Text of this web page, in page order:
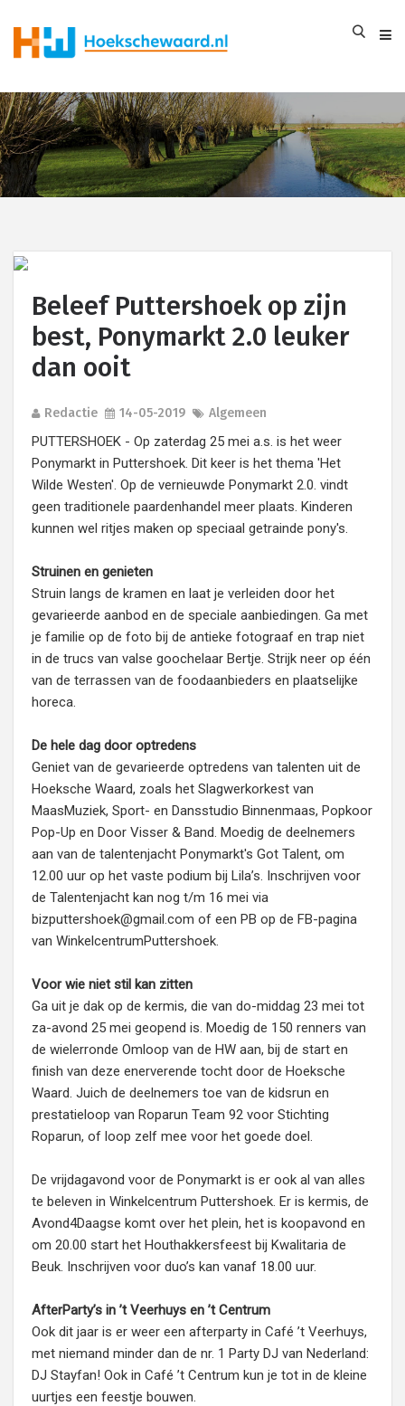
Beleef Puttershoek op zijn
best, Ponymarkt 2.0 leuker
dan ooit
Redactie 14-05-2019 Algemeen
PUTTERSHOEK - Op zaterdag 25 mei a.s. is het weer
Ponymarkt in Puttershoek. Dit keer is het thema 'Het
Wilde Westen'. Op de vernieuwde Ponymarkt 2.0. vindt
geen traditionele paardenhandel meer plaats. Kinderen
kunnen wel ritjes maken op speciaal getrainde pony's.
Struinen en genieten
Struin langs de kramen en laat je verleiden door het
gevarieerde aanbod en de speciale aanbiedingen. Ga met
je familie op de foto bij de antieke fotograaf en trap niet
in de trucs van valse goochelaar Bertje. Strijk neer op één
van de terrassen van de foodaanbieders en plaatselijke
horeca.
De hele dag door optredens
Geniet van de gevarieerde optredens van talenten uit de
Hoeksche Waard, zoals het Slagwerkorkest van
MaasMuziek, Sport- en Dansstudio Binnenmaas, Popkoor
Pop-Up en Door Visser & Band. Moedig de deelnemers
aan van de talentenjacht Ponymarkt's Got Talent, om
12.00 uur op het vaste podium bij Lila’s. Inschrijven voor
de Talentenjacht kan nog t/m 16 mei via
bizputtershoek@gmail.com of een PB op de FB-pagina
van WinkelcentrumPuttershoek.
Voor wie niet stil kan zitten
Ga uit je dak op de kermis, die van do-middag 23 mei tot
za-avond 25 mei geopend is. Moedig de 150 renners van
de wielerronde Omloop van de HW aan, bij de start en
finish van deze enerverende tocht door de Hoeksche
Waard. Juich de deelnemers toe van de kidsrun en
prestatieloop van Roparun Team 92 voor Stichting
Roparun, of loop zelf mee voor het goede doel.
De vrijdagavond voor de Ponymarkt is er ook al van alles
te beleven in Winkelcentrum Puttershoek. Er is kermis, de
Avond4Daagse komt over het plein, het is koopavond en
om 20.00 start het Houthakkersfeest bij Kwalitaria de
Beuk. Inschrijven voor duo’s kan vanaf 18.00 uur.
AfterParty’s in ’t Veerhuys en ’t Centrum
Ook dit jaar is er weer een afterparty in Café ’t Veerhuys,
met niemand minder dan de nr. 1 Party DJ van Nederland:
DJ Stayfan! Ook in Café ’t Centrum kun je tot in de kleine
uurtjes een feestje bouwen.